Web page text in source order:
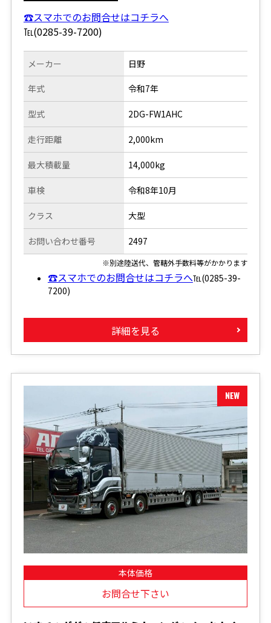
☎スマホでのお問合せはコチラへ
℡(0285-39-7200)
メーカー
年式
型式
走行距離
日野
令和7年
2DG-FW1AHC
2,000km
最大積載量
車検
クラス
お問い合わせ番号
14,000kg
令和8年10月
大型
2497
※別途陸送代、管轄外手数料等がかかります
☎スマホでのお問合せはコチラへ℡(0285-39-
7200)
詳細を見る
本体価格
お問合せ下さい